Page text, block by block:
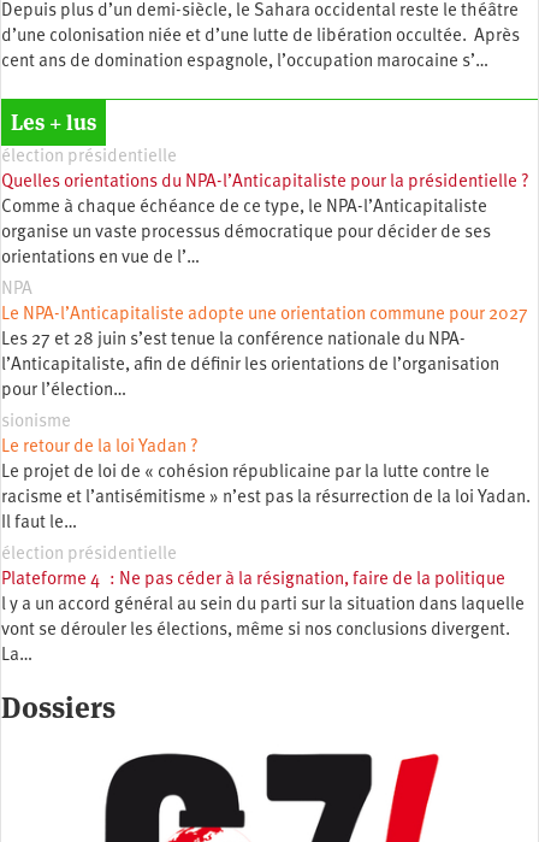
Depuis plus d’un demi-siècle, le Sahara occidental reste le théâtre
d’une colonisation niée et d’une lutte de libération occultée. Après
cent ans de domination espagnole, l’occupation marocaine s’…
Les + lus
élection présidentielle
Quelles orientations du NPA-l’Anticapitaliste pour la présidentielle ?
Comme à chaque échéance de ce type, le NPA-l’Anticapitaliste
organise un vaste processus démocratique pour décider de ses
orientations en vue de l’…
NPA
Le NPA-l’Anticapitaliste adopte une orientation commune pour 2027
Les 27 et 28 juin s’est tenue la conférence nationale du NPA-
l’Anticapitaliste, afin de définir les orientations de l’organisation
pour l’élection…
sionisme
Le retour de la loi Yadan ?
Le projet de loi de « cohésion républicaine par la lutte contre le
racisme et l’antisémitisme » n’est pas la résurrection de la loi Yadan.
Il faut le…
élection présidentielle
Plateforme 4 : Ne pas céder à la résignation, faire de la politique
l y a un accord général au sein du parti sur la situation dans laquelle
vont se dérouler les élections, même si nos conclusions divergent.
La…
Dossiers